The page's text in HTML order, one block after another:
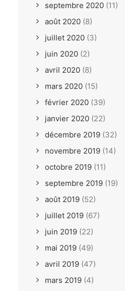
septembre 2020 (11)
août 2020 (8)
juillet 2020 (3)
juin 2020 (2)
avril 2020 (8)
mars 2020 (15)
février 2020 (39)
janvier 2020 (22)
décembre 2019 (32)
novembre 2019 (14)
octobre 2019 (11)
septembre 2019 (19)
août 2019 (52)
juillet 2019 (67)
juin 2019 (22)
mai 2019 (49)
avril 2019 (47)
mars 2019 (4)